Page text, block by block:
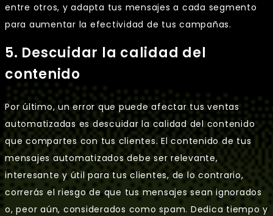
entre otros, y adapta tus mensajes a cada segmento
para aumentar la efectividad de tus campañas.
5. Descuidar la calidad del
contenido
Por último, un error que puede afectar tus ventas
automatizadas es descuidar la calidad del contenido
que compartes con tus clientes. El contenido de tus
mensajes automatizados debe ser relevante,
interesante y útil para tus clientes, de lo contrario,
correrás el riesgo de que tus mensajes sean ignorados
o, peor aún, considerados como spam. Dedica tiempo y